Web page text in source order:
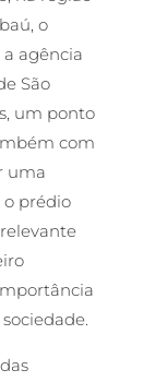
o
agência
São
um ponto
com
uma
prédio